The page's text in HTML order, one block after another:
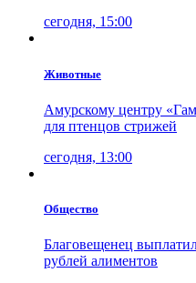
сегодня, 15:00
Животные
Амурскому центру
для птенцов стрижей
сегодня, 13:00
Общество
Благовещенец
рублей алиментов